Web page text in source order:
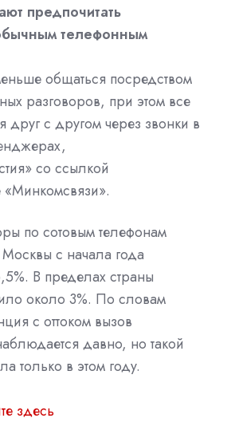
предпочитать
телефонным
общаться посредством
разговоров, при этом все
друг с другом через звонки в
со ссылкой
по сотовым телефонам
с начала года
В пределах страны
около 3%. По словам
с оттоком вызов
давно, но такой
только в этом году.
здесь